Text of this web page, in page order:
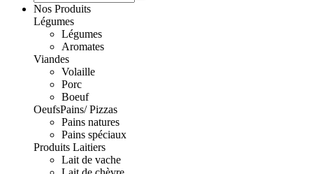
Nos Produits
Légumes
Légumes
Aromates
Viandes
Volaille
Porc
Boeuf
OeufsPains/ Pizzas
Pains natures
Pains spéciaux
Produits Laitiers
Lait de vache